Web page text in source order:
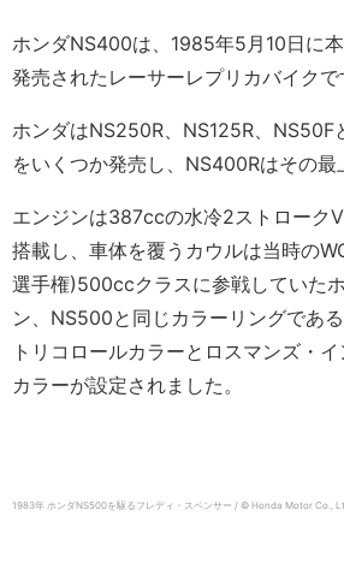
ホンダNS400は、1985年5月10日に
発売されたレーサーレプリカバイクで
ホンダはNS250R、NS125R、NS50F
をいくつか発売し、NS400Rはその最
エンジンは387ccの水冷2ストローク
搭載し、車体を覆うカウルは当時の
選手権)500ccクラスに参戦していた
ン、NS500と同じカラーリングであ
トリコロールカラーとロスマンズ・
カラーが設定されました。
1983年 ホンダNS500を駆るフレディ・スペンサー / © Honda Motor Co.,